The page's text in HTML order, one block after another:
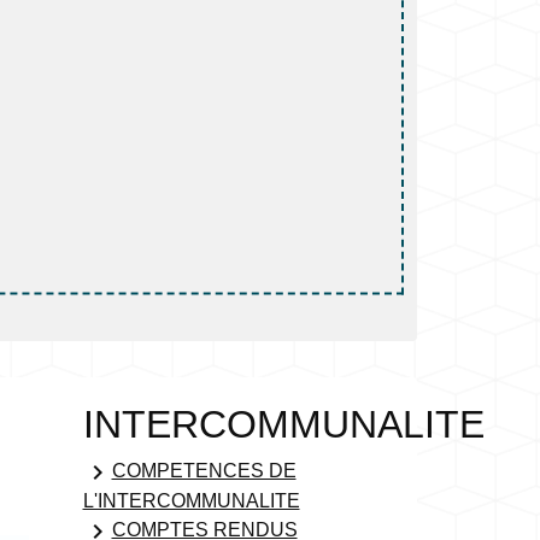
INTERCOMMUNALITE
keyboard_arrow_rightCOMPETENCES DE
L'INTERCOMMUNALITE
keyboard_arrow_rightCOMPTES RENDUS